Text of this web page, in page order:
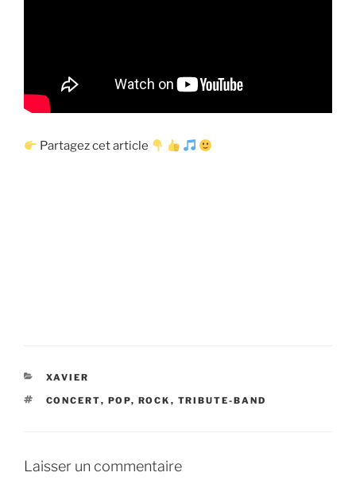
Partagez cet article
CATÉGORIES
XAVIER
ÉTIQUETTES
CONCERT, POP, ROCK , TRIBUTE-BAND
Laisser un commentaire